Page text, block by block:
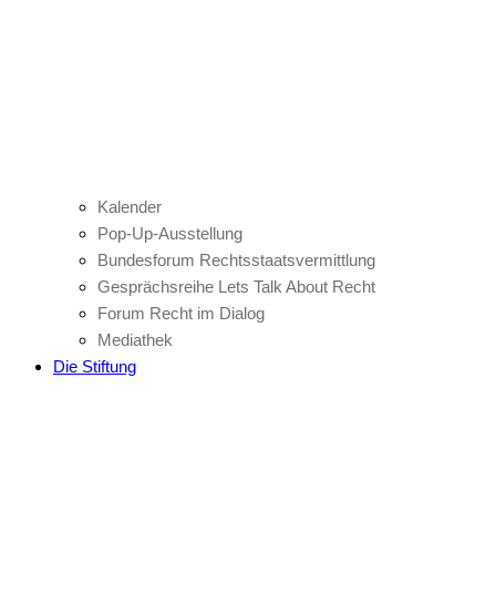
Kalender
Pop-Up-Ausstellung
Bundesforum Rechtsstaatsvermittlung
Gesprächsreihe Lets Talk About Recht
Forum Recht im Dialog
Mediathek
Die Stiftung